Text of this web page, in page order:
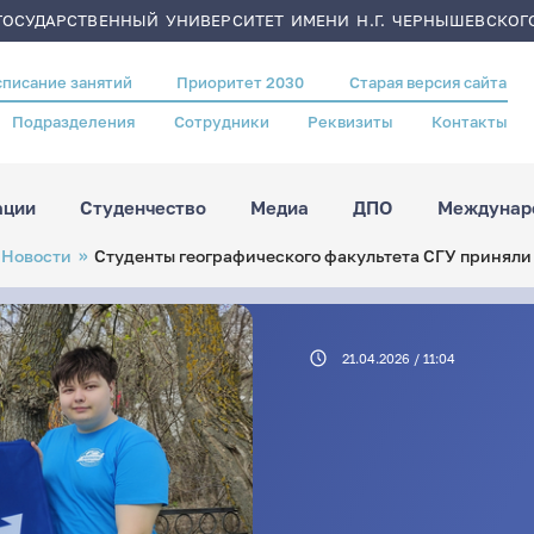
УНИВЕРСИТЕТ ИМЕНИ Н.Г.
занятий Приоритет 2030 Старая версия сайта
Подразделения Сотрудники Реквизиты Контакты
Студенчество Медиа ДПО
Новости Студенты географического факультета СГУ
21.04.2026 / 11:04